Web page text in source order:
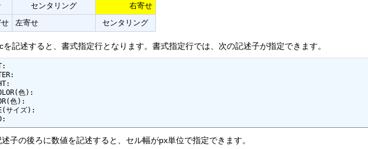
センタリング
右寄せ
左寄せ センタリング
を記述すると、書式指定行となります。書式指定行では、次の記述子が指定できます。
色):
色):
サイズ):
述子の後ろに数値を記述すると、セル幅がpx単位で指定できます。